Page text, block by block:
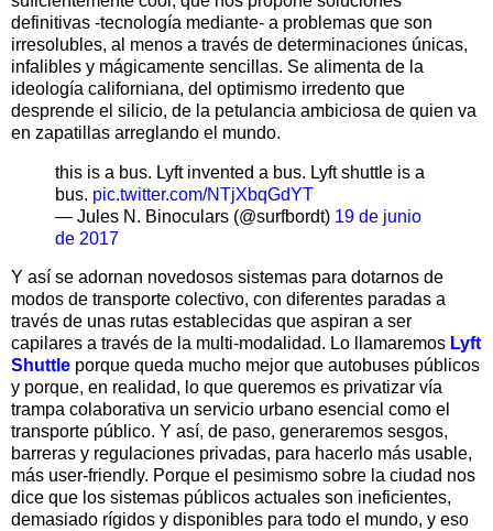
definitivas -tecnología mediante- a problemas que son
irresolubles, al menos a través de determinaciones únicas,
infalibles y mágicamente sencillas. Se alimenta de la
ideología californiana, del optimismo irredento que
desprende el silicio, de la petulancia ambiciosa de quien va
en zapatillas arreglando el mundo.
this is a bus. Lyft invented a bus. Lyft shuttle is a
bus. pic.twitter.com/NTjXbqGdYT
— Jules N. Binoculars (@surfbordt) 19 de junio
de 2017
Y así se adornan novedosos sistemas para dotarnos de
modos de transporte colectivo, con diferentes paradas a
través de unas rutas establecidas que aspiran a ser
capilares a través de la multi-modalidad. Lo llamaremos Lyft
Shuttle porque queda mucho mejor que autobuses públicos
y porque, en realidad, lo que queremos es privatizar vía
trampa colaborativa un servicio urbano esencial como el
transporte público. Y así, de paso, generaremos sesgos,
barreras y regulaciones privadas, para hacerlo más usable,
más user-friendly. Porque el pesimismo sobre la ciudad nos
dice que los sistemas públicos actuales son ineficientes,
demasiado rígidos y disponibles para todo el mundo, y eso